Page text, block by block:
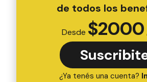
de todos los
Desde $2000
¿Ya tenés una cuenta?